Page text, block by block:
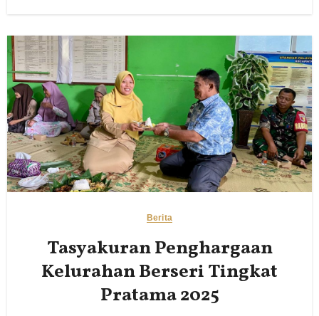
Berita
Tasyakuran Penghargaan
Kelurahan Berseri Tingkat
Pratama 2025